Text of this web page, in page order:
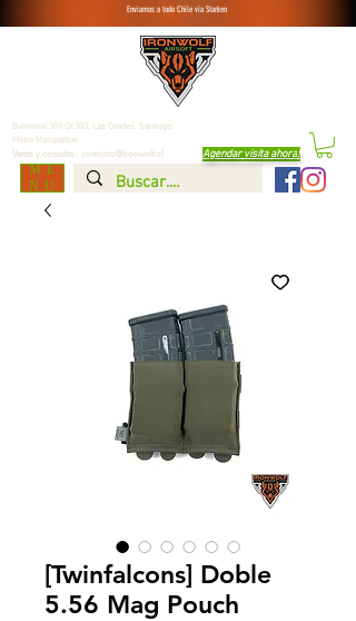
Venta y consulta: contacto@ironwolf.cl
ME
NU
Enviamos a todo Chile vía Starken
Agendar visita ahora!
Balmoral 309 Of.303, Las Condes, Santiago
Metro Manquehue
[Twinfalcons] Doble
5.56 Mag Pouch